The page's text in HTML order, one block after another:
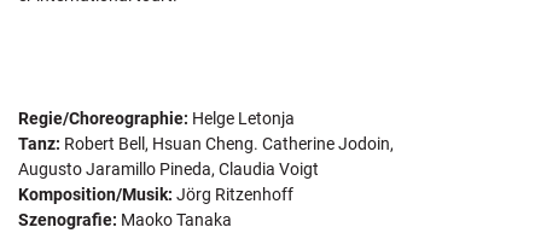
Regie/Choreographie: Helge Letonja
Tanz: Robert Bell, Hsuan Cheng. Catherine Jodoin,
Augusto Jaramillo Pineda, Claudia Voigt
Komposition/Musik: Jörg Ritzenhoff
Szenografie: Maoko Tanaka